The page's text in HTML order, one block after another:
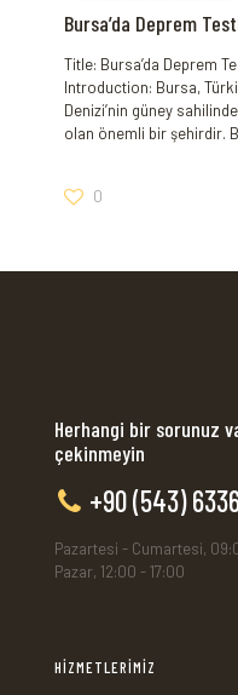
Bursa’da Deprem
Title: Bursa’da Deprem
Introduction: Bursa,
Denizi’nin güney
olan önemli bir şehirdir.
0
Herhangi bir sorunuz
çekinmeyin
+90 (543)
Pazartesi - Cumartesi,
Pazar, 12:00 - 17:00
HİZMETLERİMİZ